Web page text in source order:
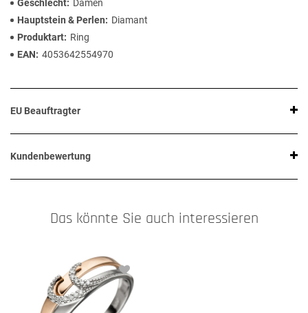
Geschlecht
Damen
Hauptstein & Perlen
Diamant
Produktart
Ring
EAN
4053642554970
EU Beauftragter
Kundenbewertung
Das könnte Sie auch interessieren